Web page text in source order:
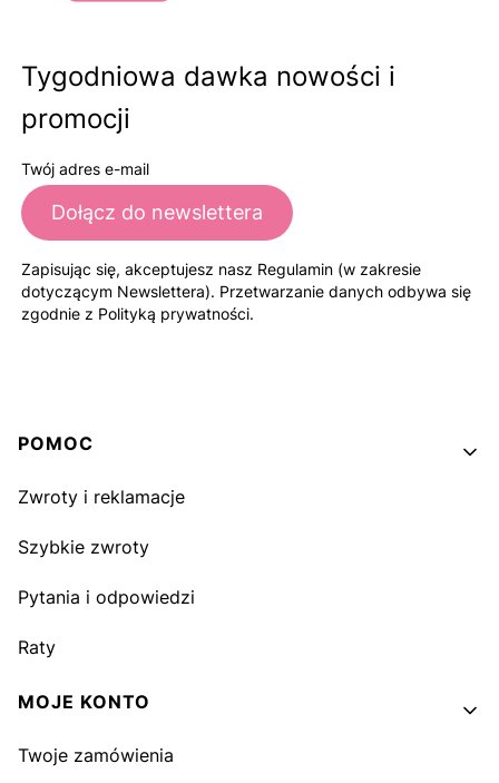
Tygodniowa dawka nowości i
promocji
Twój adres e-mail
Dołącz do newslettera
Zapisując się, akceptujesz nasz Regulamin (w zakresie
dotyczącym Newslettera). Przetwarzanie danych odbywa się
zgodnie z Polityką prywatności.
Linki w stopce
POMOC
Zwroty i reklamacje
Szybkie zwroty
Pytania i odpowiedzi
Raty
MOJE KONTO
Twoje zamówienia